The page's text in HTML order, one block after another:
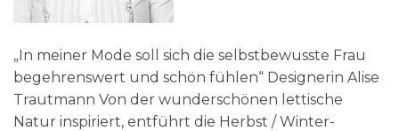
„In meiner Mode soll sich die selbstbewusste Frau
begehrenswert und schön fühlen“ Designerin Alise
Trautmann Von der wunderschönen lettische
Natur inspiriert, entführt die Herbst / Winter-